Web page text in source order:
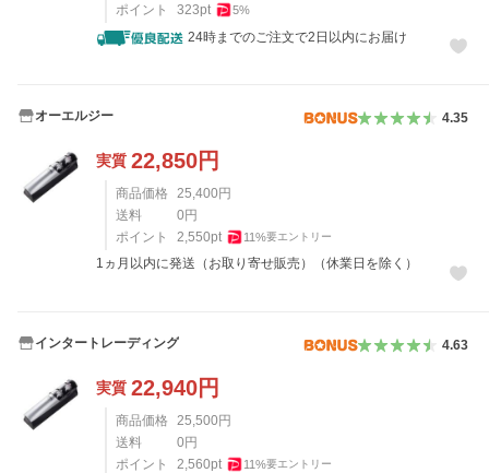
ポイント
323pt 5%
24時までのご注文で2日以内にお届け
オーエルジー 4.35
実質 22,850円
商品価格 25,400 円
送料
0 円
ポイント
2,550pt 11%要エントリー
1ヵ月以内に発送（お取り寄せ販売）（休業日を除く）
インタートレーディング 4.63
実質 22,940円
商品価格 25,500 円
送料
0 円
ポイント
2,560pt 11%要エントリー